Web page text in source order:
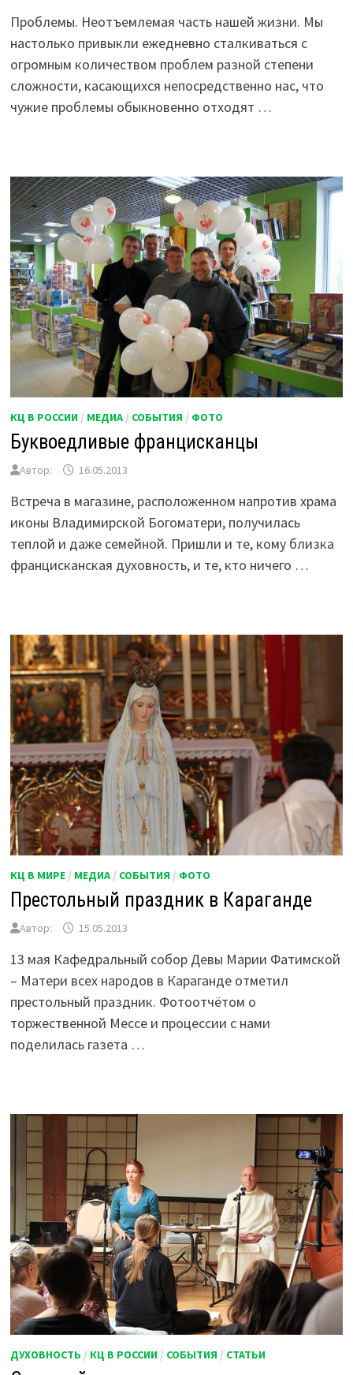
Проблемы. Неотъемлемая часть нашей жизни. Мы
настолько привыкли ежедневно сталкиваться с
огромным количеством проблем разной степени
сложности, касающихся непосредственно нас, что
чужие проблемы обыкновенно отходят …
КЦ В РОССИИ / МЕДИА / СОБЫТИЯ / ФОТО
Буквоедливые францисканцы
Автор: 16.05.2013
Встреча в магазине, расположенном напротив храма
иконы Владимирской Богоматери, получилась
теплой и даже семейной. Пришли и те, кому близка
францисканская духовность, и те, кто ничего …
КЦ В МИРЕ / МЕДИА / СОБЫТИЯ / ФОТО
Престольный праздник в Караганде
Автор: 15.05.2013
13 мая Кафедральный собор Девы Марии Фатимской
– Матери всех народов в Караганде отметил
престольный праздник. Фотоотчётом о
торжественной Мессе и процессии с нами
поделилась газета …
ДУХОВНОСТЬ / КЦ В РОССИИ / СОБЫТИЯ / СТАТЬИ